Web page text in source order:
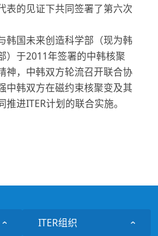
表的见证下共同签署了第六次
国未来创造科学部（现为韩
）于2011年签署的中韩核聚
神，中韩双方轮流召开联合协
中韩双方在磁约束核聚变及其
进ITER计划的联合实施。
ITER组织